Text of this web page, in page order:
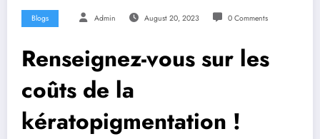
Blogs Admin August 20, 2023 0 Comments
Renseignez-vous sur les
coûts de la
kératopigmentation !